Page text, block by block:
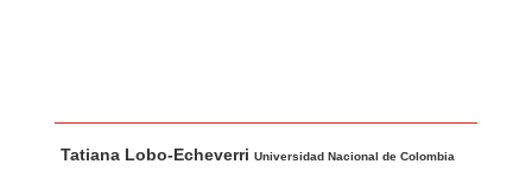
u
Tatiana Lobo-EcheverriUniversidad Nacional de Colombia